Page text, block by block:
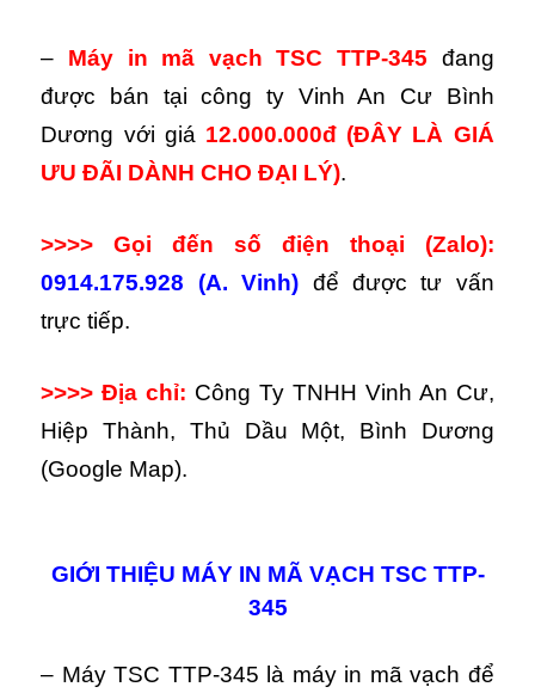
– Máy in mã vạch TSC TTP-345 đang
được bán tại công ty Vinh An Cư Bình
Dương với giá 12.000.000đ (ĐÂY LÀ GIÁ
ƯU ĐÃI DÀNH CHO ĐẠI LÝ).
>>>> Gọi đến số điện thoại (Zalo):
0914.175.928 (A. Vinh) để được tư vấn
trực tiếp.
>>>> Địa chỉ: Công Ty TNHH Vinh An Cư,
Hiệp Thành, Thủ Dầu Một, Bình Dương
(Google Map).
GIỚI THIỆU MÁY IN MÃ VẠCH TSC TTP-
345
– Máy TSC TTP-345 là máy in mã vạch để